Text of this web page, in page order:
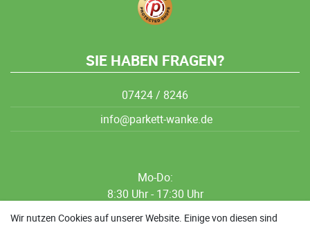
SIE HABEN FRAGEN?
07424 / 8246
info@parkett-wanke.de
Mo-Do:
8:30 Uhr - 17:30 Uhr
8:30 Uhr - 12:00 Uhr
Wir nutzen Cookies auf unserer Website. Einige von diesen sind